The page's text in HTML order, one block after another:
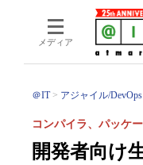
メディア
＠IT アジャイル/DevOps
開発者向け
コンパイラ、パッケ